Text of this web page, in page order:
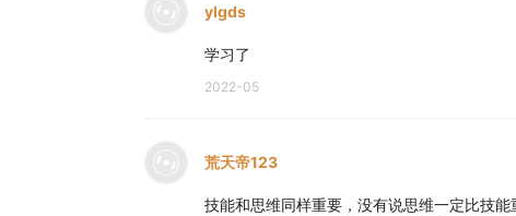
刻进了这果子有毒，要躲开的内容。
为什么狗会吃屎？因为狗的祖先是狼群中的老
他们饥饿的时候，就会吃自己的粪便，来维持营
ylgds
学习了
2022-05
荒天帝123
技能和思维同样重要，没有说思维一定比技